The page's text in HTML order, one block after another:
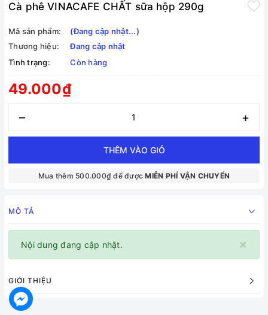
Cà phê VINACAFE CHẤT sữa hộp 290g
Mã sản phẩm:
(Đang cập nhật...)
Thương hiệu:
Đang cập nhật
Tình trạng:
Còn hàng
49.000₫
– +
THÊM VÀO GIỎ
Mua thêm 500.000₫ để đượcMIỄN PHÍ VẬN CHUYỂN
MÔ TẢ
×
Nội dung đang cập nhật.
GIỚI THIỆU